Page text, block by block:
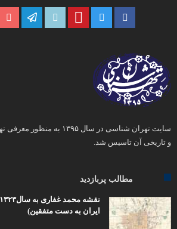
سایت تهران شناسی در سال
و تاریخی آن تاسیس شد.
مطالب پربازدید
ایران به دست متفقین)